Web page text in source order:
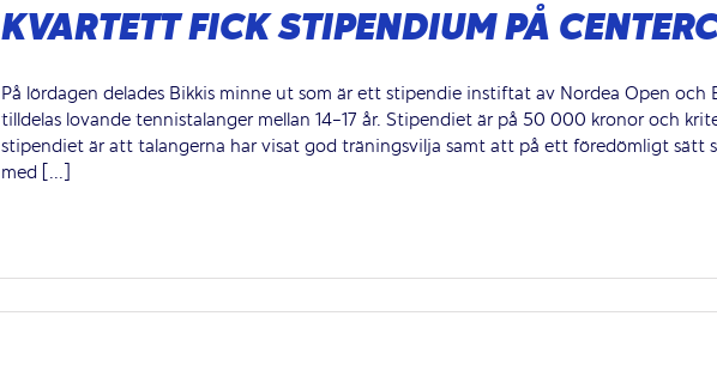
KVARTETT FICK STIPENDIUM PÅ
På lördagen delades Bikkis minne ut som är ett stipendie instiftat av Nordea Open och
tilldelas lovande tennistalanger mellan 14-17 år. Stipendiet är på 50 000 kronor och
stipendiet är att talangerna har visat god träningsvilja samt att på ett föredömligt sätt
med [...]